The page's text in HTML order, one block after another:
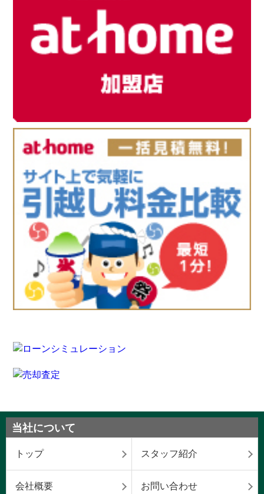
当社について
トップ スタッフ紹介
会社概要 お問い合わせ